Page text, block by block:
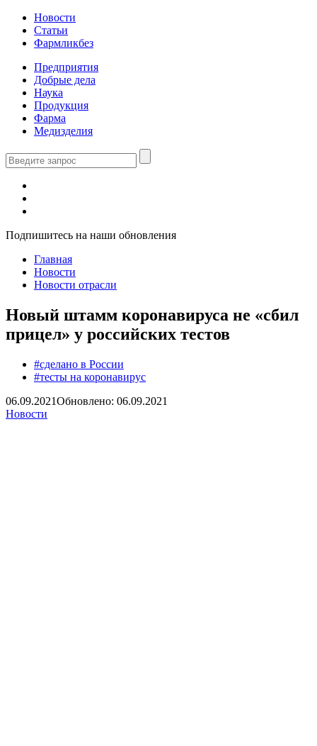
Новости
Статьи
Фармликбез
Предприятия
Добрые дела
Наука
Продукция
Фарма
Медизделия
Подпишитесь на наши обновления
Главная
Новости
Новости отрасли
Новый штамм коронавируса не «сбил
прицел» у российских тестов
#сделано в России
#тесты на коронавирус
06.09.2021Обновлено: 06.09.2021
Новости